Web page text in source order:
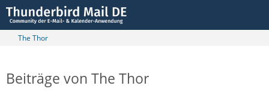
The Thor
Beiträge von The Thor